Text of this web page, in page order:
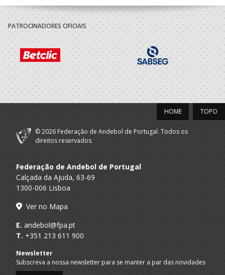
PATROCINADORES OFICIAIS
TOPO
HOME
© 2026 Federação de Andebol de Portugal. Todos os
direitos reservados.
Federação de Andebol de Portugal
Calçada da Ajuda, 63-69
1300-006 Lisboa
Ver no Mapa
E. andebol@fpa.pt
T. +351 213 611 900
Newsletter
Subscreva a nossa newsletter para se manter a par das novidades